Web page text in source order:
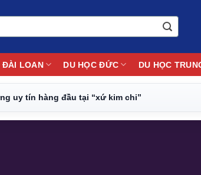
ĐÀI LOAN DU HỌC ĐỨC DU HỌC
uy tín hàng đầu tại “xứ kim chi”